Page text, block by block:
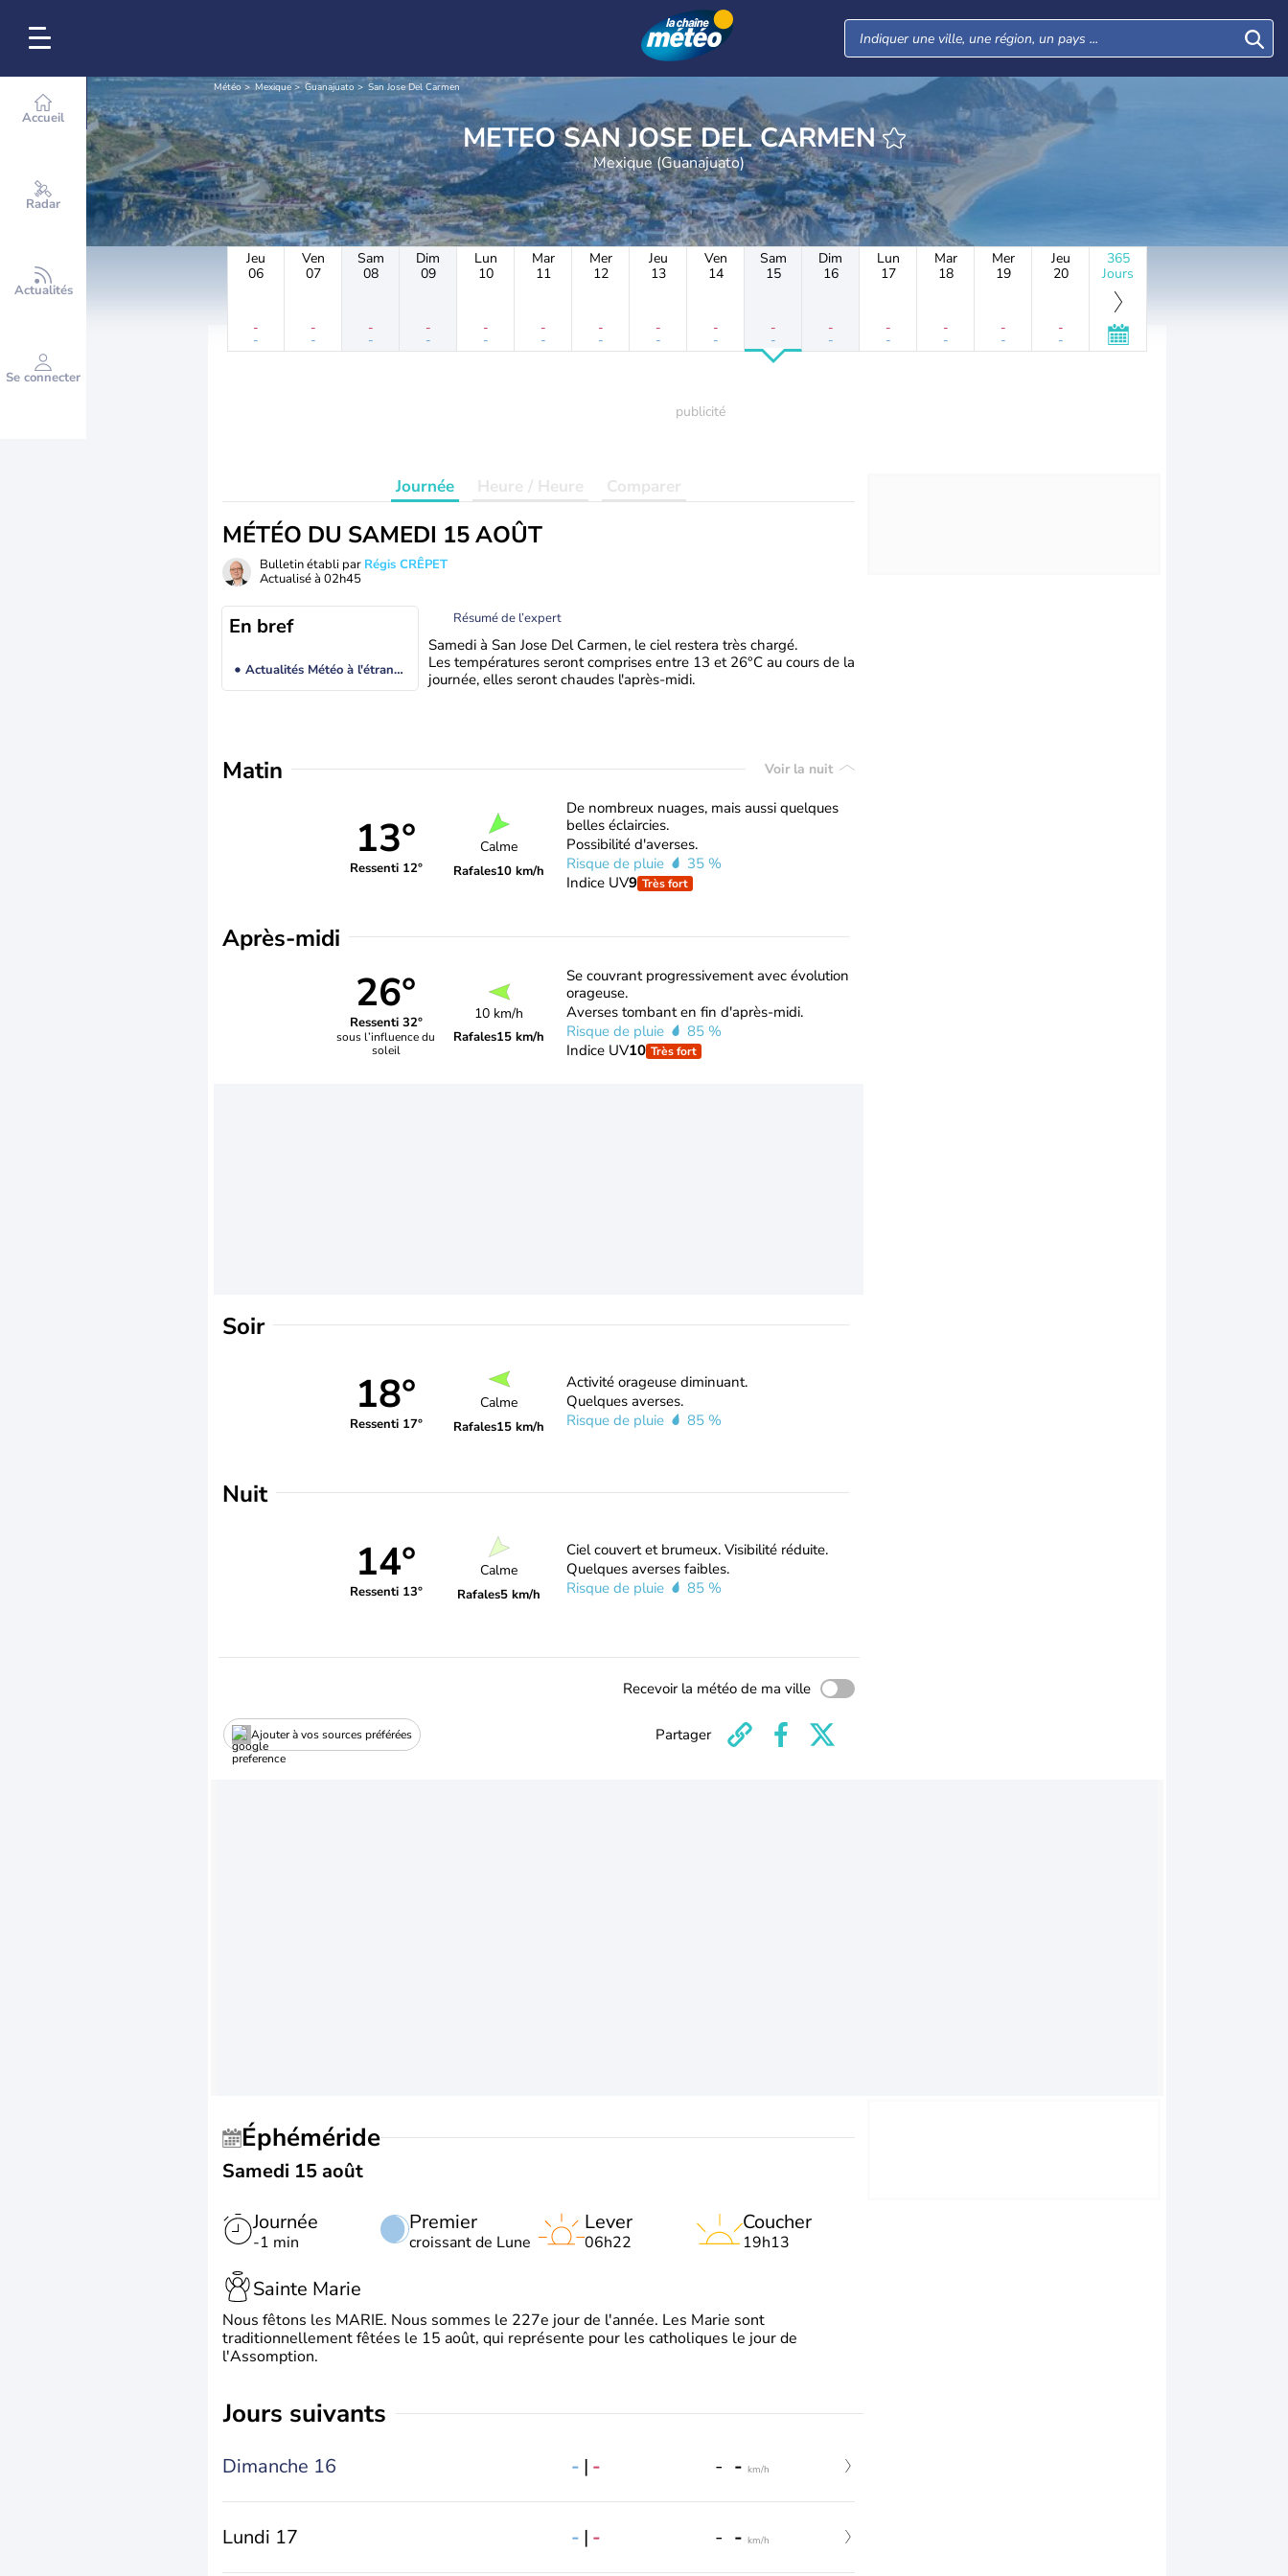
Accueil
Radar
Actualités
Se connecter
Météo Mexique Guanajuato San Jose Del Carmen
METEO SAN JOSE DEL CARMEN
Mexique (Guanajuato)
Jeu
06
-
-
Ven
07
-
-
Sam
08
-
-
Dim
09
-
-
Lun
10
-
-
Mar
11
-
-
Mer
12
-
-
Jeu
13
-
-
Ven
14
-
-
Sam
15
-
-
Dim
16
-
-
Lun
17
-
-
Mar
18
-
-
Mer
19
-
-
Jeu
20
-
-
365
Jours
Journée Heure / Heure Comparer
MÉTÉO DU SAMEDI 15 AOÛT
Bulletin établi par Régis CRÊPET
Actualisé à 02h45
En bref
Actualités Météo à l'étranger
Résumé de l’expert
Samedi à San Jose Del Carmen, le ciel restera très chargé.
Les températures seront comprises entre 13 et 26°C au cours de la
journée, elles seront chaudes l'après-midi.
Matin Voir la nuit
13°
Ressenti 12°
Calme
Rafales10 km/h
De nombreux nuages, mais aussi quelques
belles éclaircies.
Possibilité d'averses.
Risque de pluie
35 %
Indice UV9 Très fort
Après-midi
26°
Ressenti 32°
sous l’influence du
soleil
10 km/h
Rafales15 km/h
Se couvrant progressivement avec évolution
orageuse.
Averses tombant en fin d'après-midi.
Risque de pluie
85 %
Indice UV10 Très fort
Soir
18°
Ressenti 17°
Calme
Rafales15 km/h
Activité orageuse diminuant.
Quelques averses.
Risque de pluie
85 %
Nuit
14°
Ressenti 13°
Calme
Rafales5 km/h
Ciel couvert et brumeux. Visibilité réduite.
Quelques averses faibles.
Risque de pluie
85 %
Recevoir la météo de ma ville
Ajouter à vos sources préférées Partager
Éphéméride
Samedi 15 août
Journée
-1 min
Premier
croissant de Lune
Lever
06h22
Coucher
19h13
Sainte Marie
Nous fêtons les MARIE. Nous sommes le 227e jour de l'année. Les Marie sont
traditionnellement fêtées le 15 août, qui représente pour les catholiques le jour de
l'Assomption.
jours suivants
Dimanche 16 - | - - - km/h
Lundi 17 - | - - - km/h